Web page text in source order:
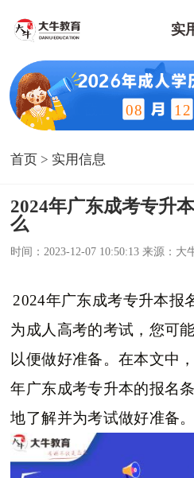
实
08 12
首页 > 实用信息
2024年广东成考专升
么
时间：2023-12-07 10:50:13 来源：大
2024年广东成考专升本报
为成人高考的考试，您可
以便做好准备。在本文中
年广东成考专升本的报名
地了解并为考试做好准备。